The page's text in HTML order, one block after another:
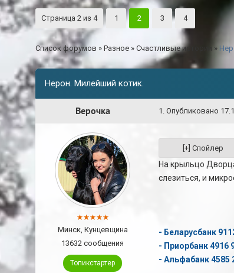
Страница 2 из 4 1 2 3 4
Список форумов » Разное » Счастливые истории »
Нерон. Милейший котик.
Верочка 1 . Опубликовано
Минск, Кунцевщина
13632 сообщения
Топикстартер
На крыльцо
слезиться, и
- Беларусбанк
- Приорбанк 4916
- Альфабанк 4585